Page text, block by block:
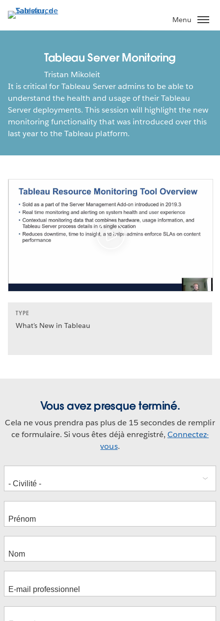
Aller
au
contenu
Menu
Tableau Server Monitoring
Tristan Mikoleit
It is critical for Tableau Server admins to be able to
understand the health and usage of their Tableau
Server deployments. This session will highlight the new
monitoring functionality that was introduced over this
last year to the Tableau platform.
TYPE
What's New in Tableau
Vous avez presque terminé.
Cela ne vous prendra pas plus de 15 secondes de remplir
ce formulaire. Si vous êtes déjà enregistré, Connectez-
vous.